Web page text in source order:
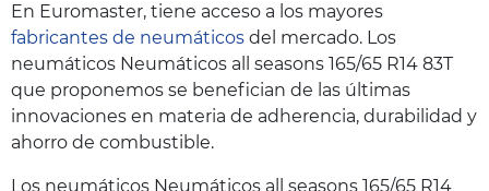
En Euromaster, tiene acceso a los mayores
fabricantes de neumáticos del mercado. Los
neumáticos Neumáticos all seasons 165/65 R14 83T
que proponemos se benefician de las últimas
innovaciones en materia de adherencia, durabilidad y
ahorro de combustible.
Los neumáticos Neumáticos all seasons 165/65 R14